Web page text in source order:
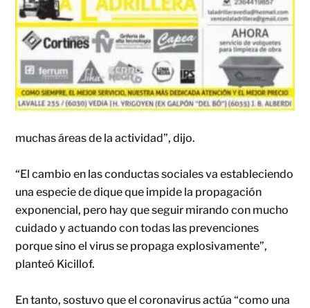
muchas áreas de la actividad”, dijo.
“El cambio en las conductas sociales va estableciendo
una especie de dique que impide la propagación
exponencial, pero hay que seguir mirando con mucho
cuidado y actuando con todas las prevenciones
porque sino el virus se propaga explosivamente”,
planteó Kicillof.
En tanto, sostuvo que el coronavirus actúa “como una